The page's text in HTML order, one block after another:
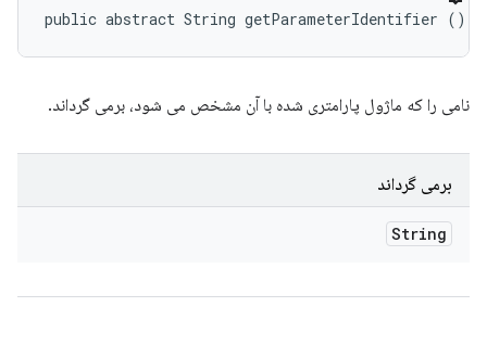
public abstract String getParameterIdentifier ()
نامی را که ماژول پارامتری شده با آن مشخص می شود، برمی گرداند.
برمی گرداند
String